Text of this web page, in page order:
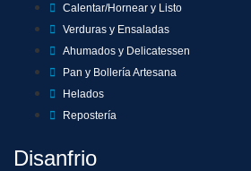
Calentar/Hornear y Listo
Verduras y Ensaladas
Ahumados y Delicatessen
Pan y Bollería Artesana
Helados
Repostería
Disanfrio